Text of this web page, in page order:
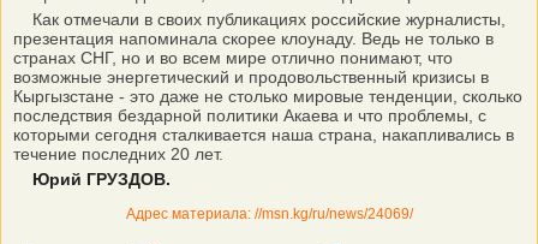
Как отмечали в своих публикациях российские журналисты,
презентация напоминала скорее клоунаду. Ведь не только в
странах СНГ, но и во всем мире отлично понимают, что
возможные энергетический и продовольственный кризисы в
Кыргызстане - это даже не столько мировые тенденции, сколько
последствия бездарной политики Акаева и что проблемы, с
которыми сегодня сталкивается наша страна, накапливались в
течение последних 20 лет.
Юрий ГРУЗДОВ.
Адрес материала: //msn.kg/ru/news/24069/